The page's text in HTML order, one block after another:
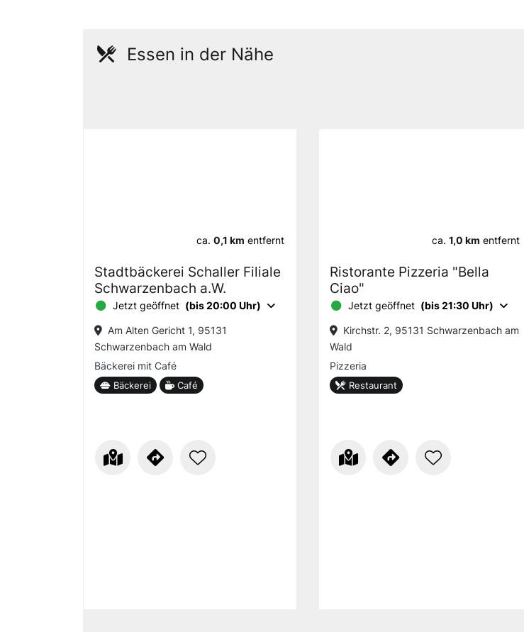
Essen in der Nähe
ca. 0,1 km entfernt
Stadtbäckerei Schaller Filiale
Schwarzenbach a.W.
Jetzt geöffnet (bis 20:00 Uhr)
Am Alten Gericht 1, 95131
Schwarzenbach am Wald
Bäckerei mit Café
Bäckerei Café
ca. 1,0 km entfernt
Ristorante Pizzeria "Bella
Ciao"
Jetzt geöffnet (bis 21:30 Uhr)
Kirchstr. 2, 95131 Schwarzenbach am
Wald
Pizzeria
Restaurant